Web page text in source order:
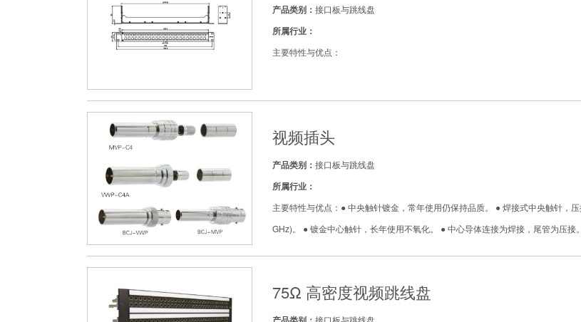
产品类别： 接口板与跳线盘
所属行业：
主要特性与优点：
视频插头
产品类别： 接口板与跳线盘
所属行业：
主要特性与优点：● 中央触针镀金，常年使用仍保持品质。 ● 焊接式中央触针，
GHz)。 ● 镀金中心触针，长年使用不氧化。 ● 中心导体连接为焊接，尾管为压接。
75Ω 高密度视频跳线盘
接口板与跳线盘